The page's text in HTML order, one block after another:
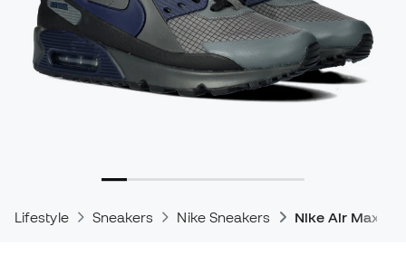
Lifestyle Sneakers Nike Sneakers Nike Air Max